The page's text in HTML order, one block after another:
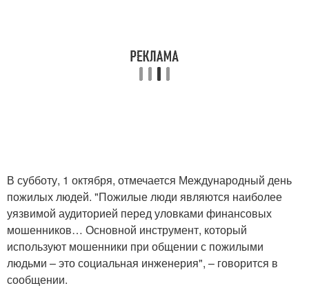
В субботу, 1 октября, отмечается Международный день
пожилых людей. "Пожилые люди являются наиболее
уязвимой аудиторией перед уловками финансовых
мошенников… Основной инструмент, который
используют мошенники при общении с пожилыми
людьми – это социальная инженерия", – говорится в
сообщении.